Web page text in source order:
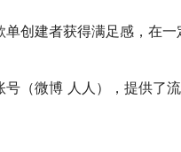
创建者获得满足感，在
（微博 人人），提供了